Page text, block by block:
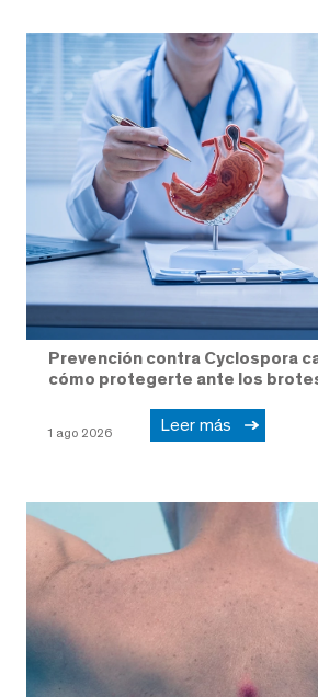
Prevención contra Cyclospora
cómo protegerte ante los
1 ago 2026 Leer más